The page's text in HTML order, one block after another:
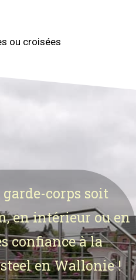
ou croisées
corps soit
en intérieur ou en
confiance à la
en Wallonie !